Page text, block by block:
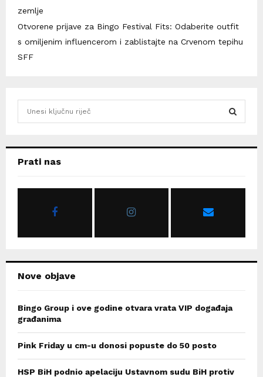
zemlje
Otvorene prijave za Bingo Festival Fits: Odaberite outfit
s omiljenim influencerom i zablistajte na Crvenom tepihu
SFF
h
o
Prati nas
Nove objave
Bingo Group i ove godine otvara vrata VIP događaja
građanima
Pink Friday u cm-u donosi popuste do 50 posto
HSP BiH podnio apelaciju Ustavnom sudu BiH protiv